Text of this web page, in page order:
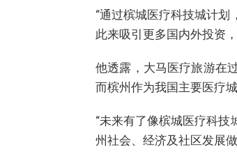
“通过槟城医疗科技城计
此来吸引更多国内外投资
他透露，大马医疗旅游在
而槟州作为我国主要医疗
“未来有了像槟城医疗科
州社会、经济及社区发展